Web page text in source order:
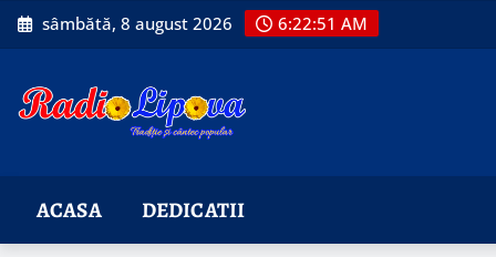
Skip
to
sâmbătă, 8 august 2026 6:22:52 AM
ACASA DEDICATII